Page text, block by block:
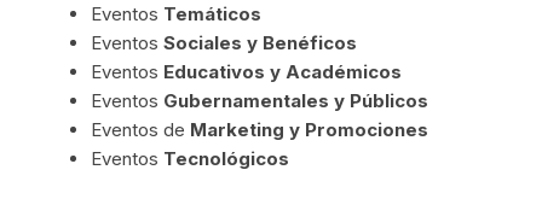
Eventos Temáticos
Eventos Sociales y Benéficos
Eventos Educativos y Académicos
Eventos Gubernamentales y Públicos
Eventos de Marketing y Promociones
Eventos Tecnológicos